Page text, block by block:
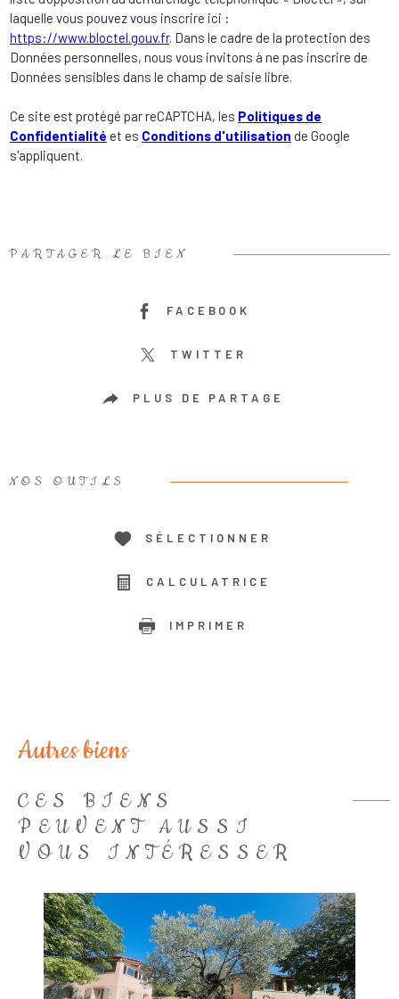
laquelle vous pouvez vous inscrire ici :
https://www.bloctel.gouv.fr. Dans le cadre de la protection des
Données personnelles, nous vous invitons à ne pas inscrire de
Données sensibles dans le champ de saisie libre.
Ce site est protégé par reCAPTCHA, les Politiques de
Confidentialité et es Conditions d'utilisation de Google
s'appliquent.
PARTAGER LE BIEN
FACEBOOK
TWITTER
PLUS DE PARTAGE
NOS OUTILS
SÉLECTIONNER
CALCULATRICE
IMPRIMER
Autres biens
CES BIENS
PEUVENT AUSSI
VOUS INTÉRESSER
VOIR LE BIEN